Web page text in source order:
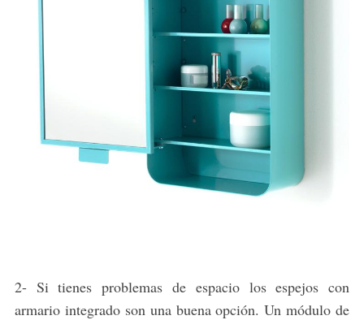
2- Si tienes problemas de espacio los espejos con
armario integrado son una buena opción. Un módulo de